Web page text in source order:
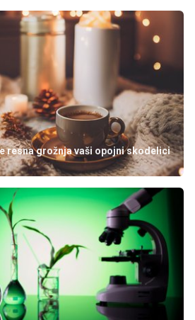
resna grožnja vaši opojni skodelici